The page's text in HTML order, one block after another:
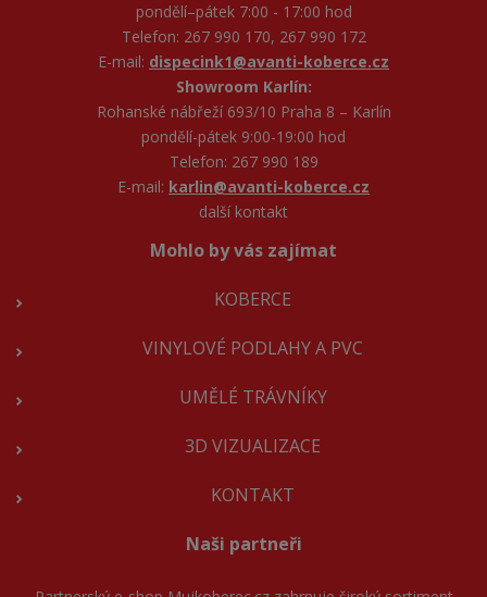
pondělí–pátek 7:00 - 17:00 hod
Telefon: 267 990 170, 267 990 172
E-mail: dispecink1@avanti-koberce.cz
Showroom Karlín:
Rohanské nábřeží 693/10 Praha 8 – Karlín
pondělí-pátek 9:00-19:00 hod
Telefon: 267 990 189
E-mail: karlin@avanti-koberce.cz
další kontakt
Mohlo by vás zajímat
KOBERCE
VINYLOVÉ PODLAHY A PVC
UMĚLÉ TRÁVNÍKY
3D VIZUALIZACE
KONTAKT
Naši partneři